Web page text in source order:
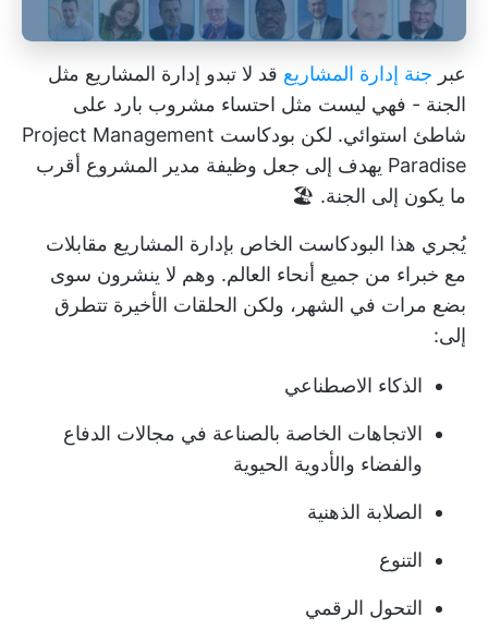
عبر جنة إدارة المشاريع قد لا تبدو إدارة المشاريع مثل
الجنة - فهي ليست مثل احتساء مشروب بارد على
شاطئ استوائي. لكن بودكاست Project Management
Paradise يهدف إلى جعل وظيفة مدير المشروع أقرب
ما يكون إلى الجنة. 🏖️
يُجري هذا البودكاست الخاص بإدارة المشاريع مقابلات
مع خبراء من جميع أنحاء العالم. وهم لا ينشرون سوى
بضع مرات في الشهر، ولكن الحلقات الأخيرة تتطرق
إلى:
الذكاء الاصطناعي
الاتجاهات الخاصة بالصناعة في مجالات الدفاع
والفضاء والأدوية الحيوية
الصلابة الذهنية
التنوع
التحول الرقمي